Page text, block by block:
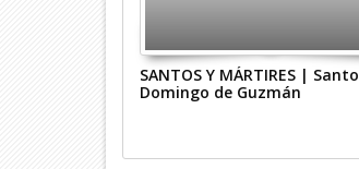
SANTOS Y MÁRTIRES | Santo
Domingo de Guzmán